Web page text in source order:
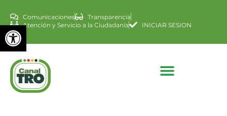
Abrir barra de
Comunicaciones
Transparencia
Atención y Servicio a la Ciudadanía
INICIAR SESION